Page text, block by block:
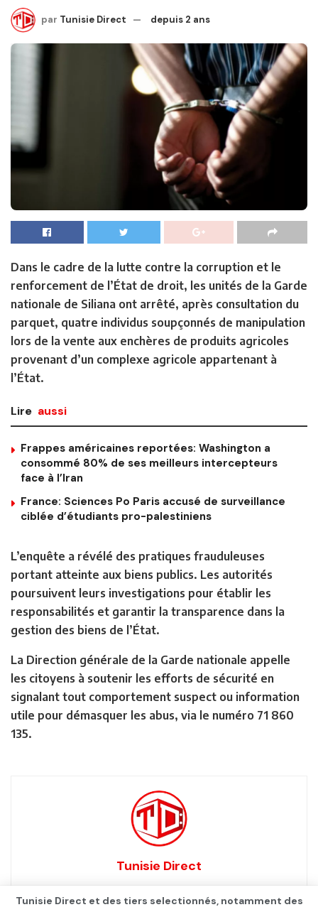
par Tunisie Direct depuis 2 ans
Dans le cadre de la lutte contre la corruption et le
renforcement de l’État de droit, les unités de la Garde
nationale de Siliana ont arrêté, après consultation du
parquet, quatre individus soupçonnés de manipulation
lors de la vente aux enchères de produits agricoles
provenant d’un complexe agricole appartenant à
l’État.
Lire aussi
Frappes américaines reportées: Washington a
consommé 80% de ses meilleurs intercepteurs
face à l’Iran
France: Sciences Po Paris accusé de surveillance
ciblée d’étudiants pro-palestiniens
L’enquête a révélé des pratiques frauduleuses
portant atteinte aux biens publics. Les autorités
poursuivent leurs investigations pour établir les
responsabilités et garantir la transparence dans la
gestion des biens de l’État.
La Direction générale de la Garde nationale appelle
les citoyens à soutenir les efforts de sécurité en
signalant tout comportement suspect ou information
utile pour démasquer les abus, via le numéro 71 860
135.
Tunisie Direct
Tunisie Direct et des tiers selectionnés, notamment des